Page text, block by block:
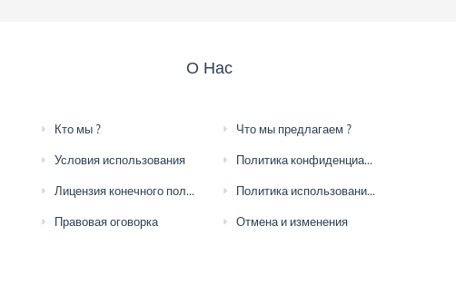
О Нас
Кто мы ? Что мы предлагаем ?
Условия использования Политика конфиденциальности
Лицензия конечного пользователя Политика использования файлов cookie
Правовая оговорка Отмена и изменения